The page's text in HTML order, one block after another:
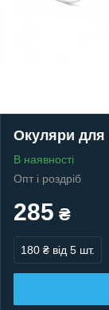
Окуляри для
В наявності
Опт і роздріб
285 ₴
180 ₴ від 5 шт.